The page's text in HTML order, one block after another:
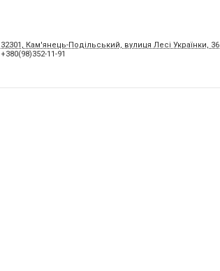
32301, Кам'янець-Подільський, вулиця Лесі Українки, 36
+380(98)352-11-91